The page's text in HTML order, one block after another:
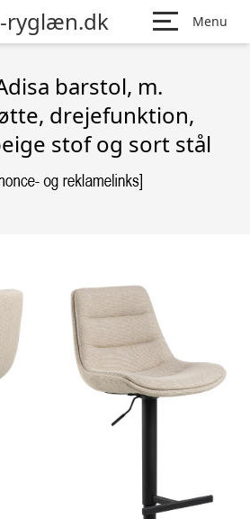
ryglæn.dk Menu
barstol, m.
drejefunktion,
stof og sort stål